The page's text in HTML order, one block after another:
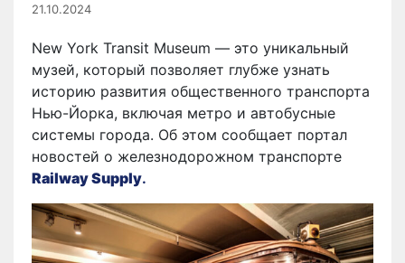
21.10.2024
New York Transit Museum — это уникальный
музей, который позволяет глубже узнать
историю развития общественного транспорта
Нью-Йорка, включая метро и автобусные
системы города. Об этом сообщает портал
новостей о железнодорожном транспорте
Railway Supply.